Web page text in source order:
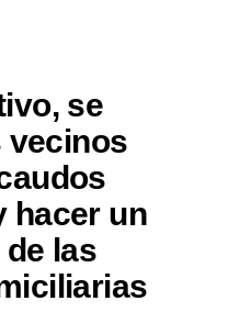
se
vecinos
hacer un
las